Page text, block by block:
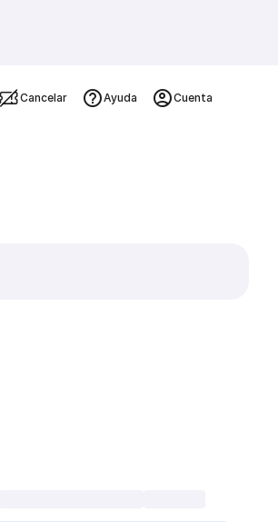
Cancelar Ayuda Cuenta